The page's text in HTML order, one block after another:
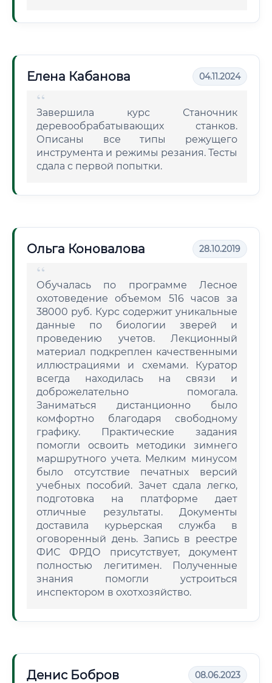
Елена Кабанова 04.11.2024
Завершила курс Станочник
деревообрабатывающих станков.
Описаны все типы режущего
инструмента и режимы резания. Тесты
сдала с первой попытки.
Ольга Коновалова 28.10.2019
Обучалась по программе Лесное
охотоведение объемом 516 часов за
38000 руб. Курс содержит уникальные
данные по биологии зверей и
проведению учетов. Лекционный
материал подкреплен качественными
иллюстрациями и схемами. Куратор
всегда находилась на связи и
доброжелательно помогала.
Заниматься дистанционно было
комфортно благодаря свободному
графику. Практические задания
помогли освоить методики зимнего
маршрутного учета. Мелким минусом
было отсутствие печатных версий
учебных пособий. Зачет сдала легко,
подготовка на платформе дает
отличные результаты. Документы
доставила курьерская служба в
оговоренный день. Запись в реестре
ФИС ФРДО присутствует, документ
полностью легитимен. Полученные
знания помогли устроиться
инспектором в охотхозяйство.
Денис Бобров 08.06.2023